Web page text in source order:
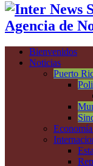
Agencia de
Bienvenidos
Noticias
Puerto